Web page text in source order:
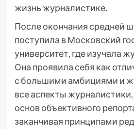
жизнь журналистике.
После окончания средней
поступила в Московский
университет, где изучала
Она проявила себя как
с большими амбициями и
все аспекты журналистики,
основ объективного
заканчивая принципами